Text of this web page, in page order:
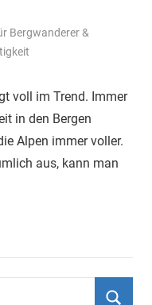
Bergwanderer &
voll im Trend. Immer
in den Bergen
Alpen immer voller.
aus, kann man